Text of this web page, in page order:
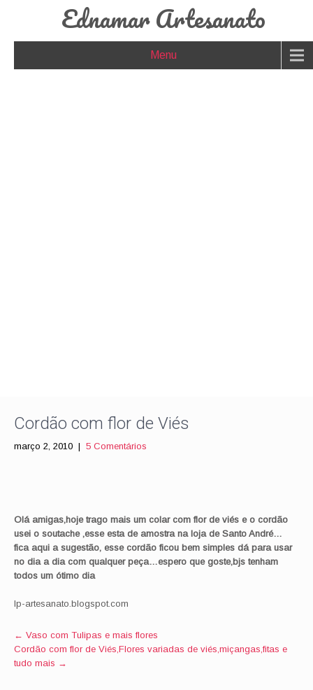
Ednamar Artesanato
Menu
Cordão com flor de Viés
março 2, 2010 | 5 Comentários
Olá amigas,hoje trago mais um colar com flor de viés e o cordão
usei o soutache,esse esta de amostra na loja de Santo André…
fica aqui a sugestão, esse cordão ficou bem simples dá para usar
no dia a dia com qualquer peça…espero que goste,bjs tenham
todos um ótimo dia
lp-artesanato.blogspot.com
Post
navigation
← Vaso com Tulipas e mais flores
Cordão com flor de Viés,Flores variadas de viés,miçangas,fitas e
tudo mais →